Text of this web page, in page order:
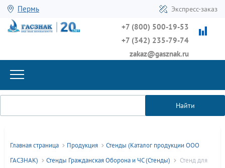
Пермь Экспресс-заказ
+7 (800) 500-19-53
+7 (342) 235-79-74
zakaz@gasznak.ru
Найти
Главная страница Продукция
Стенды (Каталог продукции ООО
ГАСЗНАК)
Стенды Гражданская Оборона и ЧС (Стенды)
Стенд для